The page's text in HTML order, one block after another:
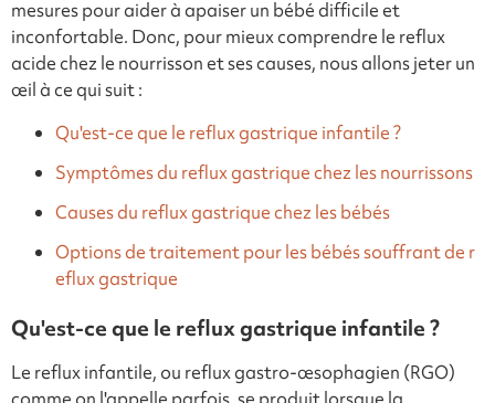
mesures pour aider à apaiser un bébé difficile et
inconfortable. Donc, pour mieux comprendre le reflux
acide chez le nourrisson et ses causes, nous allons jeter un
œil à ce qui suit :
Qu'est-ce que le reflux gastrique infantile ?
Symptômes du reflux gastrique chez les nourrissons
Causes du reflux gastrique chez les bébés
Options de traitement pour les bébés souffrant de r
eflux gastrique
Qu'est-ce que le reflux gastrique infantile ?
Le reflux infantile, ou reflux gastro-œsophagien (RGO)